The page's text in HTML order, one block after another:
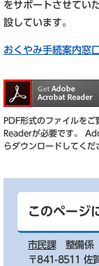
をサポートさせてい
設しています。
おくやみ手続案内窓
PDF形式のファイルを
Readerが必要です。
らダウンロードしてくだ
このページ
市民課
整備係
〒841-8511 佐